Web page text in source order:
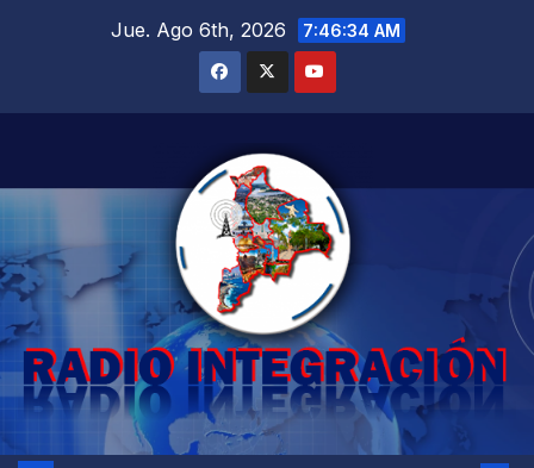
Jue. Ago 6th, 2026 7:46:35 AM